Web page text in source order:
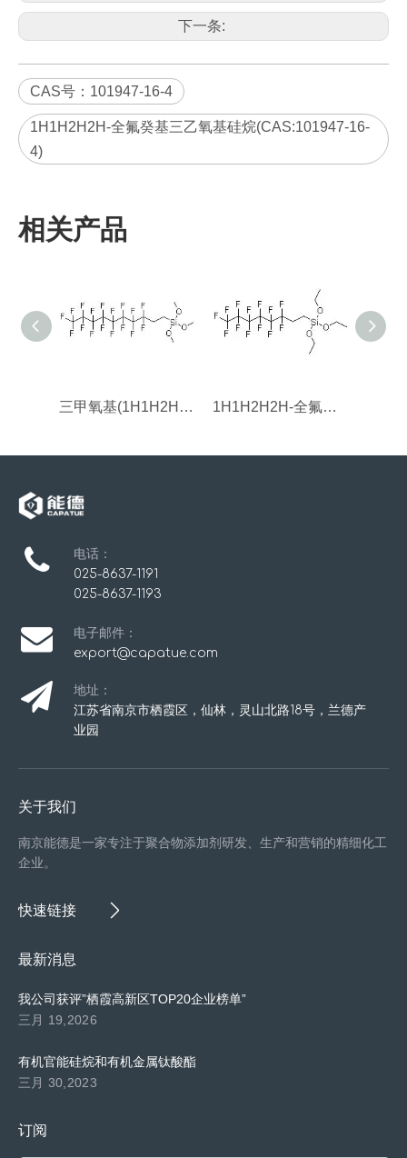
下一条:
CAS号：101947-16-4
1H1H2H2H-全氟癸基三乙氧基硅烷(CAS:101947-16-
4)
相关产品
三甲氧基(1H1H2H2H-十七氟癸基)硅烷 1H1H2H2H-全氟辛基三乙氧基硅烷
电话：
025-8637-1191
025-8637-1193
电子邮件：
export@capatue.com
地址：
江苏省南京市栖霞区，仙林，灵山北路18号，兰德产
业园
关于我们
南京能德是一家专注于聚合物添加剂研发、生产和营销的精细化工
企业。
快速链接
最新消息
我公司获评”栖霞高新区TOP20企业榜单”
三月 19,2026
有机官能硅烷和有机金属钛酸酯
三月 30,2023
订阅